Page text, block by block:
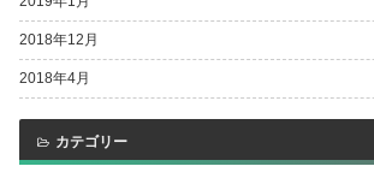
2018年12月
2018年4月
カテゴリー